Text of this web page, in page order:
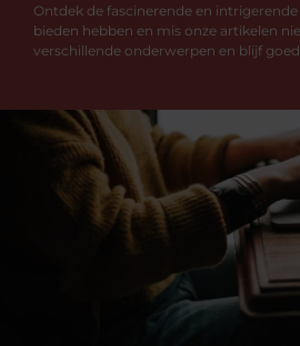
Ontdek de fascinerende en
bieden hebben en mis onze artikelen
verschillende onderwerpen en blijf